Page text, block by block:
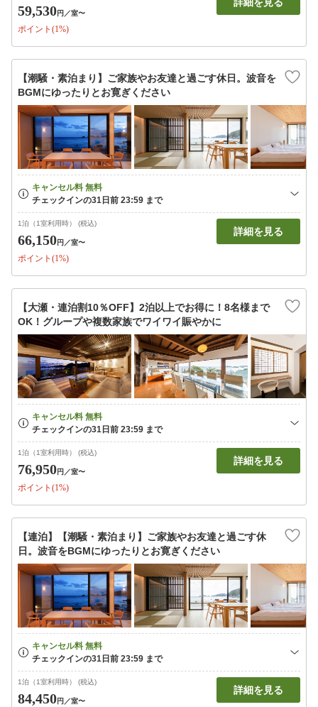
59,530円 ／室〜
ポイント(1%)
【潮騒・素泊まり】ご家族やお友達と過ごす休日。波音を
BGMにゆったりとお寛ぎください
1泊（1室利用時） (税込)
66,150円 ／室〜
ポイント(1%)
詳細を見る
【大瀬・連泊割10％OFF】2泊以上でお得に！8名様まで
OK！グループや複数家族でワイワイ賑やかに
1泊（1室利用時） (税込)
76,950円 ／室〜
ポイント(1%)
詳細を見る
【連泊】【潮騒・素泊まり】ご家族やお友達と過ごす休
日。波音をBGMにゆったりとお寛ぎください
1泊（1室利用時） (税込)
84,450円 ／室〜
詳細を見る